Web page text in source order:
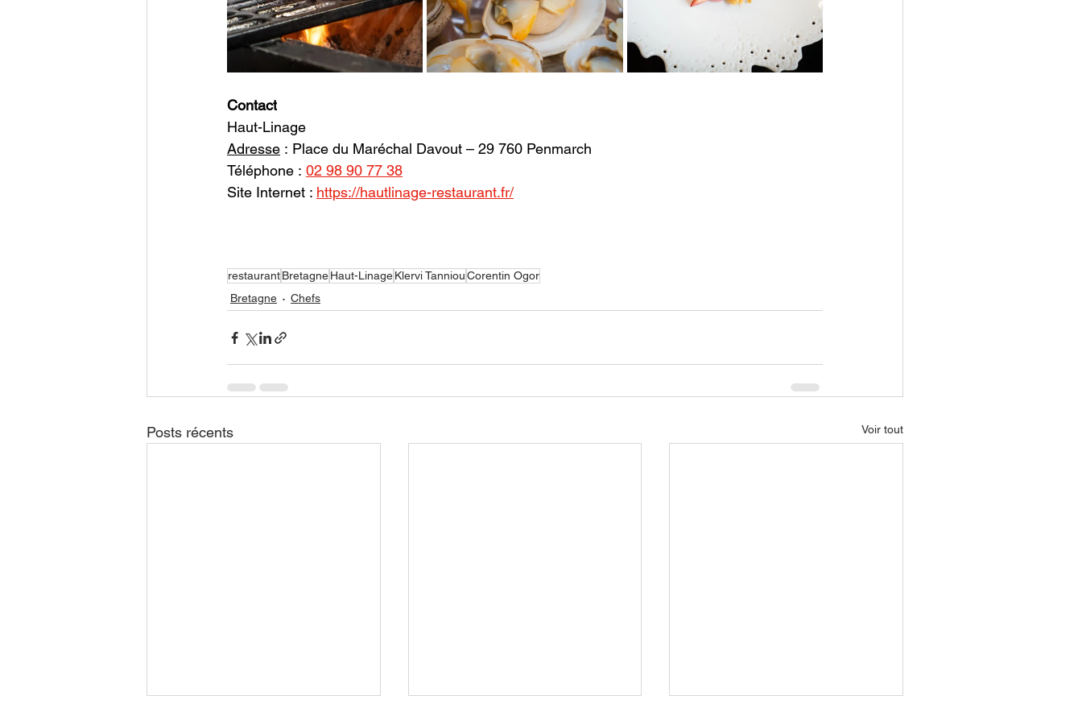
Contact
Haut-Linage
Adresse : Place du Maréchal Davout – 29 760 Penmarch
Téléphone : 02 98 90 77 38
Site Internet : https://hautlinage-restaurant.fr/
restaurantBretagneHaut-LinageKlervi TanniouCorentin Ogor
Bretagne
Chefs
Posts récents Voir tout